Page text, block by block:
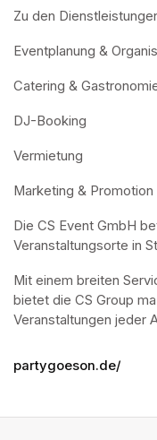
Zu den
Eventplanung &
Catering &
DJ-Booking
Vermietung
Marketing & Promotion
Die CS Event GmbH
Veranstaltungsorte in
Mit einem breiten
bietet die CS Group
Veranstaltungen jeder
partygoeson.de/